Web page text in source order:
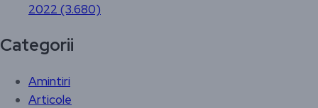
2022 (3.680)
Categorii
Amintiri
Articole